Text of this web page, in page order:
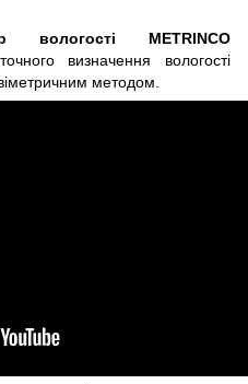
вологості METRINCO
визначення вологості
методом.